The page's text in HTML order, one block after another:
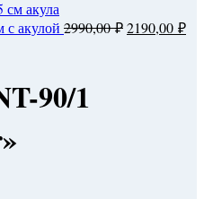
акулой 2990,00₽2190,00 ₽
90/1